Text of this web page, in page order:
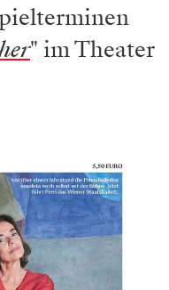
" im Theater